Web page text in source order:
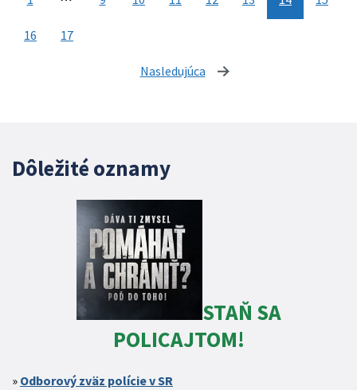
16 17
Nasledujúca stránka
Dôležité oznamy
STAŇ SA
POLICAJTOM!
Odborový zväz polície v SR